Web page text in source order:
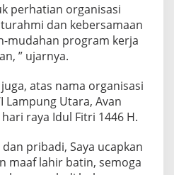
perhatian organisasi
dan kebersamaan
mudahan program kerja
” ujarnya.
atas nama organisasi
Lampung Utara, Avan
raya Idul Fitri 1446 H.
pribadi, Saya ucapkan
maaf lahir batin, semoga